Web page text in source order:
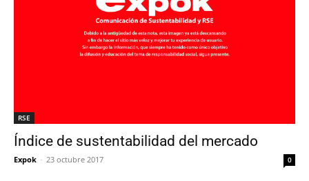
RSE
Índice de sustentabilidad del mercado
Expok - 23 octubre 2017 0